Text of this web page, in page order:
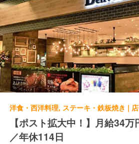
【ポスト拡大中！】月給34
／年休114日